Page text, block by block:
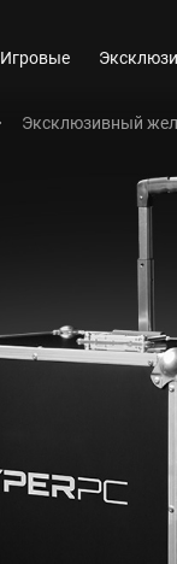
Игровые
Эксклюзивный